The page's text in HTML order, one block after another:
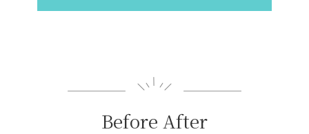
Before After